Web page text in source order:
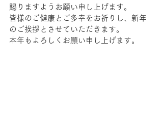
賜りますようお願い申し上げます。
皆様のご健康とご多幸をお祈りし、新年
のご挨拶 とさせていただきます。
本年もよろしくお願い申し上げます。